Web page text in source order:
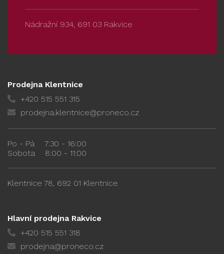
Nádražní 934, 691 03 Rakvice
Prodejna Klentnice
+420 515 551 315
prodejna.klentnice@proneco.cz
Po - Pá
7:30 - 16:00
Sobota
8:00 - 11:00
Klentnice 78, 692 01 Klentnice
Hlavní prodejna Rakvice
+420 515 551 318
prodejna@proneco.cz